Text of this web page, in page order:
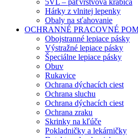
5VL – päťvrstvová krabica
Hárky z vlnitej lepenky
Obaly na sťahovanie
OCHRANNÉ PRACOVNÉ
Obojstranné lepiace pásky
Výstražné lepiace pásky
Špeciálne lepiace pásky
Obuv
Rukavice
Ochrana dýchacích ciest
Ochrana sluchu
Ochrana dýchacích ciest
Ochrana zraku
Skrinky na kľúče
Pokladničky a lekárničky